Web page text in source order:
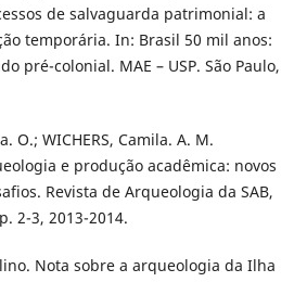
de salvaguarda patrimonial: a
temporária. In: Brasil 50 mil anos:
pré-colonial. MAE – USP. São Paulo,
O.; WICHERS, Camila. A. M.
e produção acadêmica: novos
Revista de Arqueologia da SAB,
2-3, 2013-2014.
Nota sobre a arqueologia da Ilha